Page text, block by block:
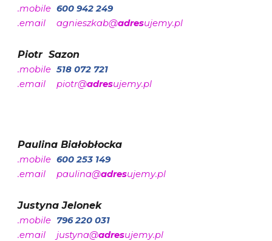
.mobile 600 942 249
.email
agnieszkab@adresujemy.pl
Piotr Sazon
.mobile 518 072 721
.email
piotr@adresujemy.pl
Paulina Białobłocka
.mobile 600 253 149
.email
paulina@adresujemy.pl
Justyna Jelonek
.mobile 796 220 031
.email
justyna@adresujemy.pl